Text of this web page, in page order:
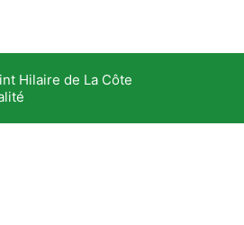
Hilaire de La Côte